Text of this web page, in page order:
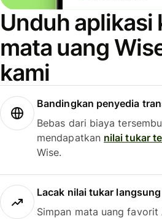
Unduh aplikasi
mata uang
kami
Bandingkan penyedia
Bebas dari biaya
mendapatkan nilai tukar
Wise.
Lacak nilai tukar langsung
Simpan mata uang